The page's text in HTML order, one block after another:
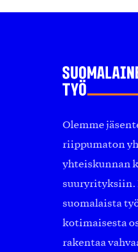
Olemme
riippumaton
yhteiskunnan
suuryrityksiin.
suomalaista
kotimaisesta
rakentaa